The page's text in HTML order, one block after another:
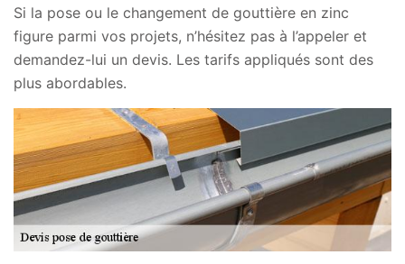
Si la pose ou le changement de gouttière en zinc
figure parmi vos projets, n’hésitez pas à l’appeler et
demandez-lui un devis. Les tarifs appliqués sont des
plus abordables.